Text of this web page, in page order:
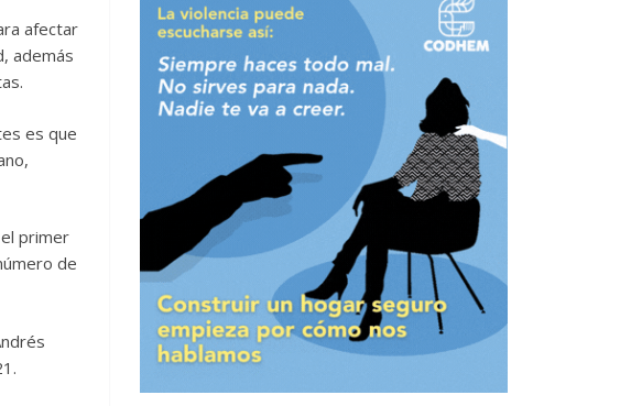
afectar
además
es que
primer
de